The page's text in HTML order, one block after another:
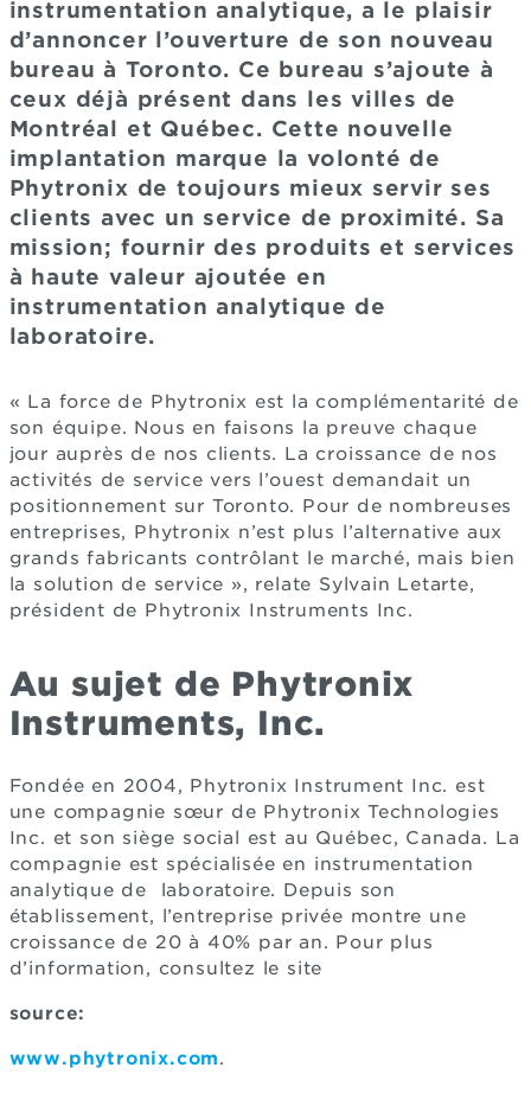
instrumentation analytique, a le plaisir
d’annoncer l’ouverture de son nouveau
bureau à Toronto. Ce bureau s’ajoute à
ceux déjà présent dans les villes de
Montréal et Québec. Cette nouvelle
implantation marque la volonté de
Phytronix de toujours mieux servir ses
clients avec un service de proximité. Sa
mission; fournir des produits et services
à haute valeur ajoutée en
instrumentation analytique de
laboratoire.
« La force de Phytronix est la complémentarité de
son équipe. Nous en faisons la preuve chaque
jour auprès de nos clients. La croissance de nos
activités de service vers l’ouest demandait un
positionnement sur Toronto. Pour de nombreuses
entreprises, Phytronix n’est plus l’alternative aux
grands fabricants contrôlant le marché, mais bien
la solution de service », relate Sylvain Letarte,
président de Phytronix Instruments Inc.
Au sujet de Phytronix
Instruments, Inc.
Fondée en 2004, Phytronix Instrument Inc. est
une compagnie sœur de Phytronix Technologies
Inc. et son siège social est au Québec, Canada. La
compagnie est spécialisée en instrumentation
analytique de laboratoire. Depuis son
établissement, l’entreprise privée montre une
croissance de 20 à 40% par an. Pour plus
d’information, consultez le site
source:
www.phytronix.com.